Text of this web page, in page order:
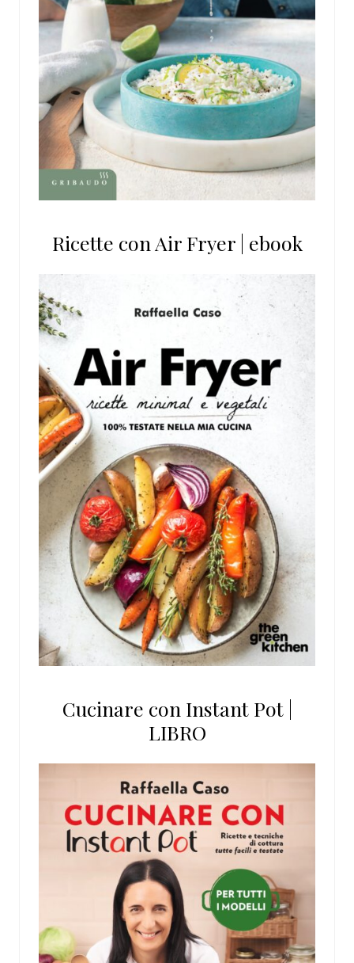
Ricette con Air Fryer | ebook
Cucinare con Instant Pot |
LIBRO